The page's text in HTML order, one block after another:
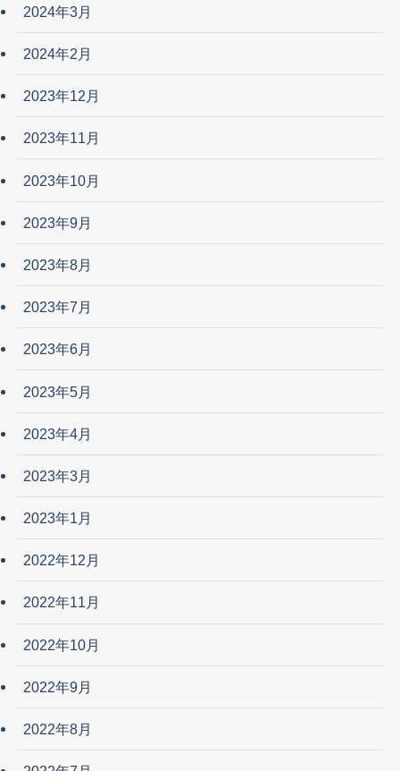
2024年3月
2024年2月
2023年12月
2023年11月
2023年10月
2023年9月
2023年8月
2023年7月
2023年6月
2023年5月
2023年4月
2023年3月
2023年1月
2022年12月
2022年11月
2022年10月
2022年9月
2022年8月